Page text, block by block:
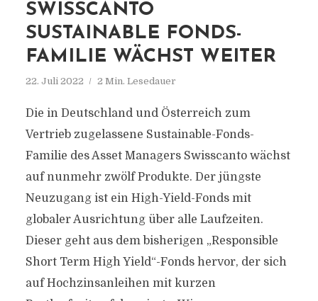
SWISSCANTO
SUSTAINABLE FONDS-
FAMILIE WÄCHST WEITER
22. Juli 2022 2 Min. Lesedauer
Die in Deutschland und Österreich zum
Vertrieb zugelassene Sustainable-Fonds-
Familie des Asset Managers Swisscanto wächst
auf nunmehr zwölf Produkte. Der jüngste
Neuzugang ist ein High-Yield-Fonds mit
globaler Ausrichtung über alle Laufzeiten.
Dieser geht aus dem bisherigen „Responsible
Short Term High Yield“-Fonds hervor, der sich
auf Hochzinsanleihen mit kurzen